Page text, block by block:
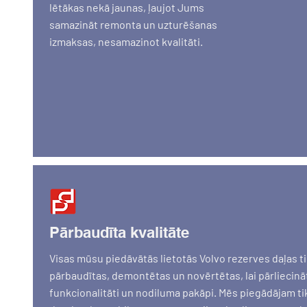
lētākas nekā jaunas, ļaujot Jums
samazināt remonta un uzturēšanas
izmaksas, nesamazinot kvalitāti.
Pārbaudīta kvalitāte
Visas mūsu piedāvātās lietotās Volvo rezerves daļas
pārbaudītas, demontētas un novērtētas, lai
funkcionalitāti un nodiluma pakāpi. Mēs piegādājam